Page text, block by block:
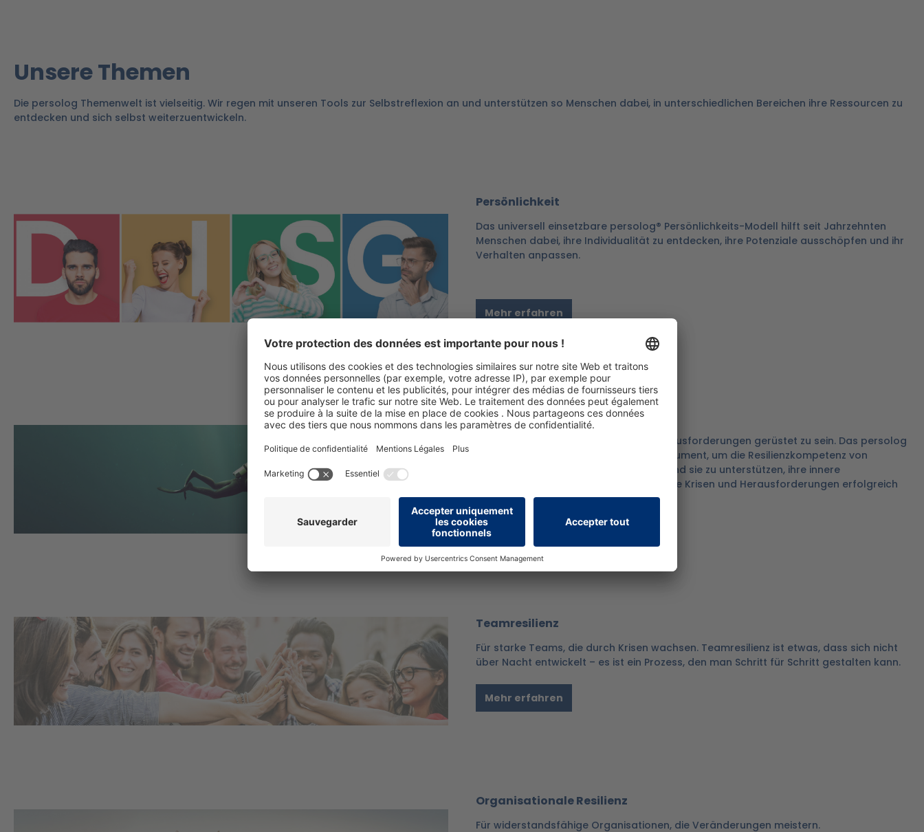
Unsere Themen
Die persolog Themenwelt ist vielseitig. Wir regen mit unseren Tools zur Selbstreflexion an und unterstützen so Menschen dabei, in unterschiedlichen Bereichen ihre Ressourcen zu
entdecken und sich selbst weiterzuentwickeln.
Persönlichkeit
Das universell einsetzbare persolog® Persönlichkeits-Modell hilft seit Jahrzehnten
Menschen dabei, ihre Individualität zu entdecken, ihre Potenziale ausschöpfen und ihr
Verhalten anpassen.
Mehr erfahren
Persönliche Resilienz
Eigene Ressourcen stärken, um für Herausforderungen gerüstet zu sein. Das persolog
® Resilienz-Modell ist ein effektives Instrument, um die Resilienzkompetenz von
Menschen differenziert zu betrachten und sie zu unterstützen, ihre innere
Widerstandsfähigkeit auszubauen, sowie Krisen und Herausforderungen erfolgreich
zu bewältigen.
Mehr erfahren
Teamresilienz
Für starke Teams, die durch Krisen wachsen. Teamresilienz ist etwas, dass sich nicht
über Nacht entwickelt – es ist ein Prozess, den man Schritt für Schritt gestalten kann.
Mehr erfahren
Organisationale Resilienz
Für widerstandsfähige Organisationen, die Veränderungen meistern.